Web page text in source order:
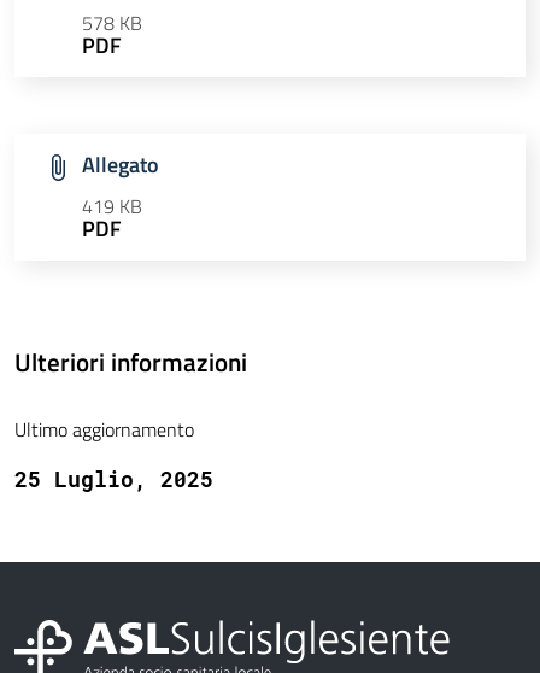
578 KB
PDF
Allegato
419 KB
PDF
Ulteriori informazioni
Ultimo aggiornamento
25 Luglio, 2025